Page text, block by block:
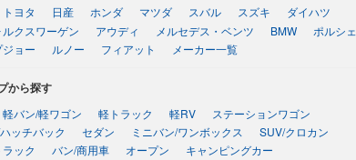
トヨタ 日産 ホンダ マツダ スバル スズキ
ダイハツ
ルクスワーゲン アウディ メルセデス・ベンツ BMW
ポルシェ
ジョー ルノー フィアット メーカー一覧
から探す
軽バン/軽ワゴン 軽トラック 軽RV
ステーションワゴン
ッチバック
セダン ミニバン/ワンボックス
SUV/クロカン
ラック バン/商用車 オープン キャンピングカー